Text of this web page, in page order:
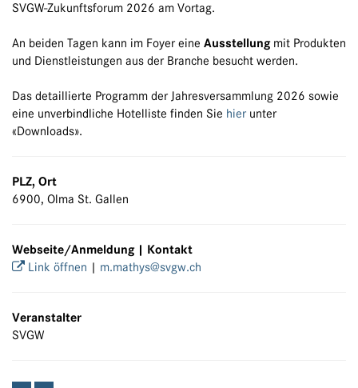
SVGW-Zukunftsforum 2026 am Vortag.
An beiden Tagen kann im Foyer eine Ausstellungmit Produkten
und Dienstleistungen aus der Branche besucht werden.
Das detaillierte Programm der Jahresversammlung 2026 sowie
eine unverbindliche Hotelliste finden Sie hier unter
«Downloads».
PLZ, Ort
6900, Olma St. Gallen
Webseite/Anmeldung | Kontakt
Link öffnen | m.mathys@svgw.ch
Veranstalter
SVGW